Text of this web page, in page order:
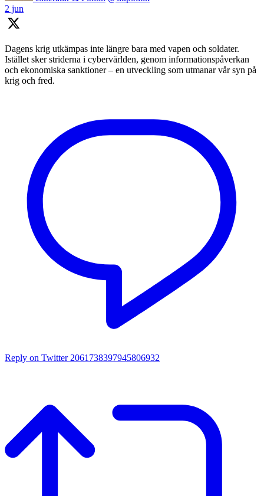
2 jun
Dagens krig utkämpas inte längre bara med vapen och soldater.
Istället sker striderna i cybervärlden, genom informationspåverkan
och ekonomiska sanktioner – en utveckling som utmanar vår syn på
krig och fred.
Reply on Twitter 2061738397945806932